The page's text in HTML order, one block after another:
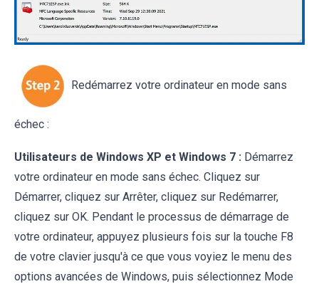
Redémarrez votre ordinateur en mode sans
échec :
Utilisateurs de Windows XP et Windows 7 : Démarrez
votre ordinateur en mode sans échec. Cliquez sur
Démarrer, cliquez sur Arrêter, cliquez sur Redémarrer,
cliquez sur OK. Pendant le processus de démarrage de
votre ordinateur, appuyez plusieurs fois sur la touche F8
de votre clavier jusqu'à ce que vous voyiez le menu des
options avancées de Windows, puis sélectionnez Mode